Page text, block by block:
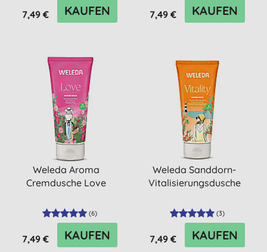
7,49 € KAUFEN 7,49 € KAUFEN
Weleda Aroma
Cremdusche Love
(6)
7,49 € KAUFEN
Weleda Sanddorn-
Vitalisierungsdusche
(3)
7,49 € KAUFEN